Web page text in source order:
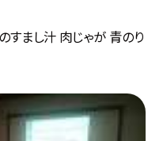
すまし汁 肉じゃが 青のり